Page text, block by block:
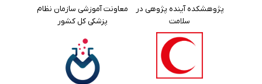
پژوهشکده آینده پژوهی در
سلامت
معاونت آموزشی سازمان نظام
پزشکی کل کشور